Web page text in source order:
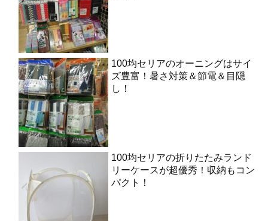
100均セリアのオーニングはサイ
ズ豊富！暑さ対策＆節電＆目隠
し！
100均セリアの折りたたみランド
リーケースが超優秀！収納もコン
パクト！